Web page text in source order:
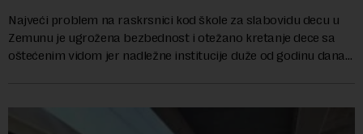
Najveći problem na raskrsnici kod škole za slabovidu decu u
Zemunu je ugrožena bezbednost i otežano kretanje dece sa
oštećenim vidom jer nadležne institucije duže od godinu dana